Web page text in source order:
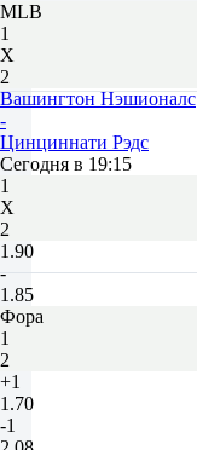
MLB
1
Х
2
Вашингтон Нэшионалс
-
Цинциннати Рэдс
Сегодня в 19:15
1
Х
2
1.90
-
1.85
Фора
1
2
+1
1.70
-1